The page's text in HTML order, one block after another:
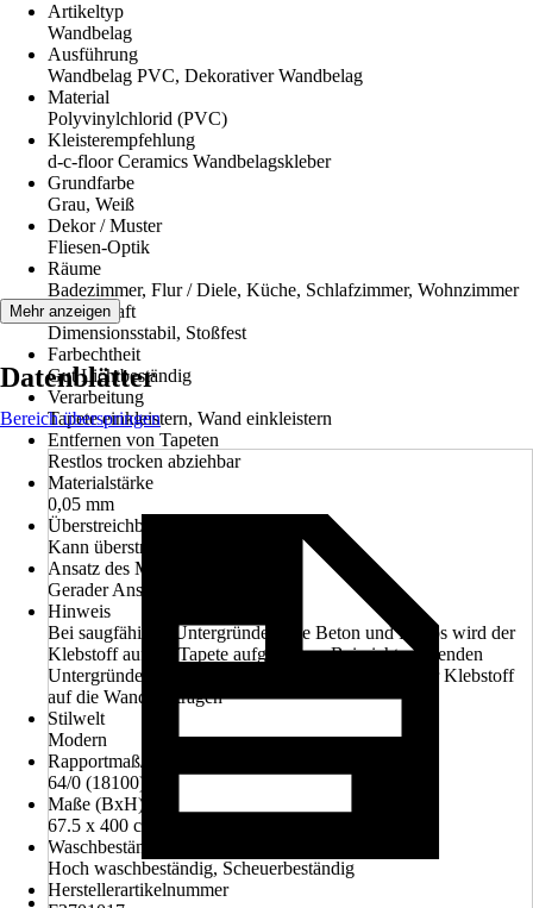
Artikeltyp
Wandbelag
Ausführung
Wandbelag PVC, Dekorativer Wandbelag
Material
Polyvinylchlorid (PVC)
Kleisterempfehlung
d-c-floor Ceramics Wandbelagskleber
Grundfarbe
Grau, Weiß
Dekor / Muster
Fliesen-Optik
Räume
Badezimmer, Flur / Diele, Küche, Schlafzimmer, Wohnzimmer
Eigenschaft
Dimensionsstabil, Stoßfest
Farbechtheit
Gut Lichtbeständig
Verarbeitung
Tapete einkleistern, Wand einkleistern
Entfernen von Tapeten
Restlos trocken abziehbar
Materialstärke
0,05 mm
Überstreichbarkeit
Kann überstrichen werden
Ansatz des Musters
Gerader Ansatz
Hinweis
Bei saugfähigen Untergründen wie Beton und Rigips wird der
Klebstoff auf die Tapete aufgetragen, Bei nicht saugenden
Untergründen wie Öl- oder Lackanstrichen wird der Klebstoff
auf die Wand auftragen
Stilwelt
Modern
Rapportmaß/Versatz cm
64/0 (18100)
Maße (BxH)
67.5 x 400 cm
Waschbeständigkeit
Hoch waschbeständig, Scheuerbeständig
Herstellerartikelnummer
Mehr anzeigen
Datenblätter
Bereich überspringen